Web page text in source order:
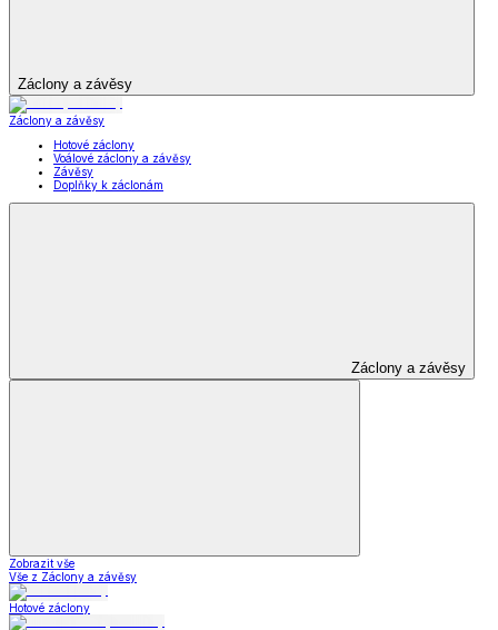
Záclony a závěsy
Záclony a závěsy
Hotové záclony
Voálové záclony a závěsy
Závěsy
Doplňky k záclonám
Záclony a závěsy
Zobrazit vše
Vše z Záclony a závěsy
Hotové záclony